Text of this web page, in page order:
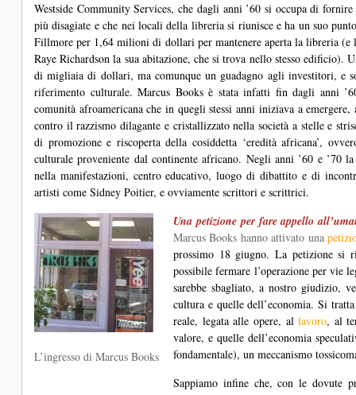
Westside Community Services, che dagli anni ’60 si occupa di
più disagiate e che nei locali della libreria si riunisce e ha un suo
Fillmore per 1,64 milioni di dollari per mantenere aperta la libreria
Raye Richardson la sua abitazione, che si trova nello stesso edificio).
di migliaia di dollari, ma comunque un guadagno agli investitori, e
riferimento culturale. Marcus Books è stata infatti fin dagli anni
comunità afroamericana che in quegli stessi anni iniziava a
contro il razzismo dilagante e cristallizzato nella società a stelle e
di promozione e riscoperta della cosiddetta ‘eredità africana’,
culturale proveniente dal continente africano. Negli anni ’60 e ’70
nella manifestazioni, centro educativo, luogo di dibattito e di
artisti come Sidney Poitier, e ovviamente scrittori e scrittrici.
L’ingresso di Marcus Books
Una petizione per fare appello
Marcus Books hanno attivato una
prossimo 18 giugno. La petizione si
possibile fermare l’operazione per vie
sarebbe sbagliato, a nostro giudizio,
cultura e quelle dell’economia. Si
reale, legata alle opere, allavoro, al
valore, e quelle dell’economia
fondamentale), un meccanismo
Sappiamo infine che, con le dovute